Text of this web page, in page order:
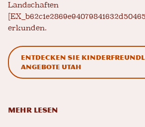
Landschaften
erkunden.
Entdecken Sie
Angebote Utah
MEHR LESEN